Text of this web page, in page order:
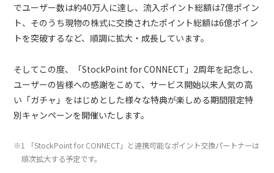
でユーザー数は約40万人に達し、流入ポイント総額は7億ポイン
ト、そのうち現物の株式に交換されたポイント総額は6億ポイン
トを突破するなど、順調に拡大・成長しています。
そしてこの度、「StockPoint for CONNECT」2周年を記念し、
ユーザーの皆様への感謝をこめて、サービス開始以来人気の高
い「ガチャ」をはじめとした様々な特典が楽しめる期間限定特
別キャンペーンを開催いたします。
※1 「StockPoint for CONNECT」と連携可能なポイント交換パートナーは
順次拡大する予定です。